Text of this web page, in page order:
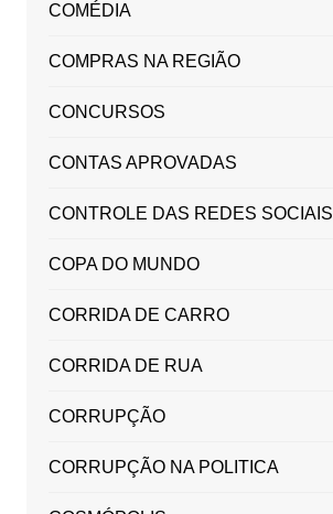
COMÉDIA
COMPRAS NA REGIÃO
CONCURSOS
CONTAS APROVADAS
CONTROLE DAS REDES SOCIAIS
COPA DO MUNDO
CORRIDA DE CARRO
CORRIDA DE RUA
CORRUPÇÃO
CORRUPÇÃO NA POLITICA